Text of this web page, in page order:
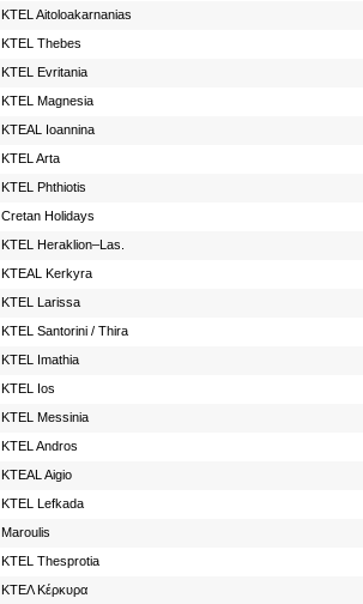
KTEL Aitoloakarnanias
KTEL Thebes
ΚΤΕL Evritania
ΚΤΕL Magnesia
KTEAL Ioannina
KTEL Arta
ΚΤΕL Phthiotis
Cretan Holidays
KTEL Heraklion–Las.
KTEAL Kerkyra
KTEL Larissa
KTEL Santorini / Thira
KTEL Imathia
KTEL Ios
KTEL Messinia
KTEL Andros
KTEAL Aigio
KTEL Lefkada
Maroulis
KTEL Thesprotia
ΚΤΕΛ Κέρκυρα